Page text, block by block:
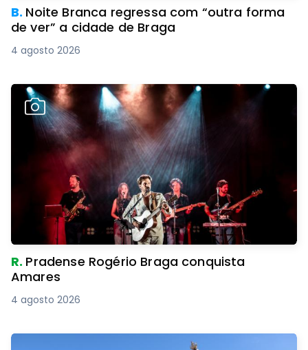
B. Noite Branca regressa com “outra forma
de ver” a cidade de Braga
4 agosto 2026
R. Pradense Rogério Braga conquista
Amares
4 agosto 2026